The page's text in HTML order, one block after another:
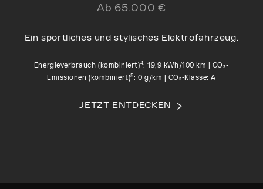
Ab 65.000 €
Ein sportliches und stylisches Elektrofahrzeug.
Energieverbrauch (kombiniert)4: 19,9 kWh/100 km | CO₂-
Emissionen (kombiniert)5: 0 g/km | CO₂‑Klasse: A
JETZT ENTDECKEN